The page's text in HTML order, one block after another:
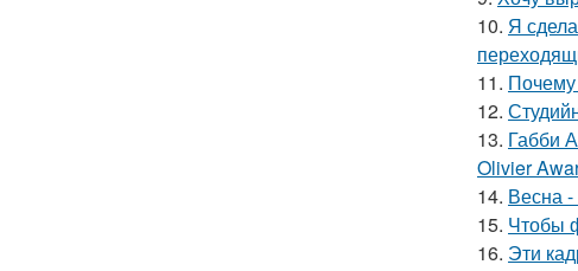
10. Я
11. Почему
12.
13. Габби
Olivier
14. Весна
15. Чтобы
16. Эти